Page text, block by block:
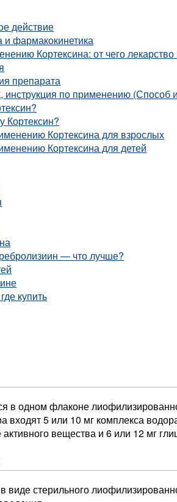
действие
фармакокинетика
Кортексина: от чего
препарата
инструкция по применению (Способ
Кортексин?
Кортексина для взрослых
Кортексина для детей
— что лучше?
купить
в одном флаконе
входят 5 или 10 мг комплекса
активного вещества и 6 или 12 мг
виде стерильного